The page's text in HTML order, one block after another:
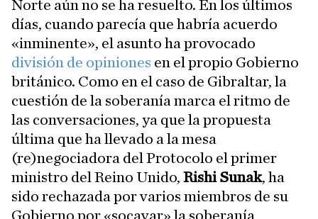
Norte aún no se ha resuelto. En los últimos
días, cuando parecía que habría acuerdo
«inminente», el asunto ha provocado
división de opiniones en el propio Gobierno
británico. Como en el caso de Gibraltar, la
cuestión de la soberanía marca el ritmo de
las conversaciones, ya que la propuesta
última que ha llevado a la mesa
(re)negociadora del Protocolo el primer
ministro del Reino Unido, Rishi Sunak, ha
sido rechazada por varios miembros de su
Gobierno por «socavar» la soberanía